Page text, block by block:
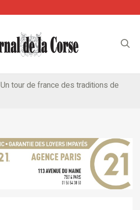
Un tour de france des traditions de